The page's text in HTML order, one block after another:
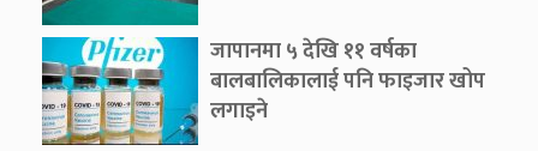
जापानमा ५ देखि ११ वर्षका
बालबालिकालाई पनि फाइजार खोप
लगाइने